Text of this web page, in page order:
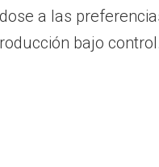
a las
bajo control.